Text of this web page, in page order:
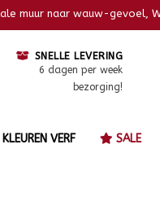
muur naar wauw-gevoel,
SNELLE LEVERING
6 dagen per week
bezorging!
KLEUREN VERF SALE